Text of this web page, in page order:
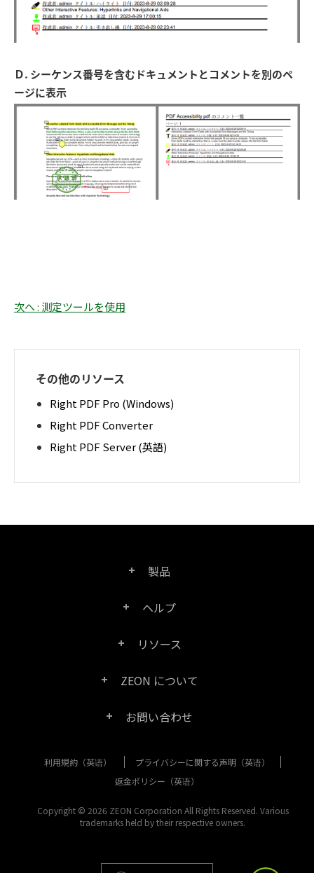
Ｄ. シーケンス番号を含むドキュメントとコメントを別のペ
ージに表示
次へ : 測定ツールを使用
その他のリソース
Right PDF Pro (Windows)
Right PDF Converter
Right PDF Server (英語)
製品
Right PDF Pro
Right PDF Reader (Mobile)
Right PDF SDK
Right PDF Online
ヘルプ
FAQ
エンタープライズ展開ガイド
リソース
製品/ライセンスの比較
SDK リソース (Right PDF Server 用)
古いバージョンのダウンロード
ZEON について
会社概要
メディア報道
成功事例
お問い合わせ
購入相談
カスタマー サービス
利用規約（英语）
プライバシーに関する声明（英语）
返金ポリシー（英语）
Copyright © 2026 ZEON Corporation All Rights Reserved. Various
trademarks held by their respective owners.